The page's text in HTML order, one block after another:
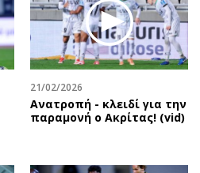
21/02/2026
Ανατροπή - κλειδί για την
παραμονή ο Ακρίτας! (vid)